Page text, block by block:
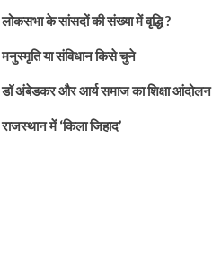
लोकसभा के सांसदों की संख्या में वृद्धि ?
मनुस्मृति या संविधान किसे चुने
डॉ अंबेडकर और आर्य समाज का शिक्षा आंदोलन
राजस्थान में ‘किला जिहाद’